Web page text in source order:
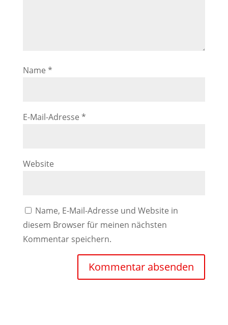
Name *
E-Mail-Adresse *
Website
Name, E-Mail-Adresse und Website in
diesem Browser für meinen nächsten
Kommentar speichern.